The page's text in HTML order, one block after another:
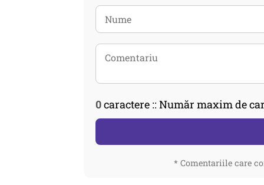
0caractere :: Număr maxim de
* Comentariile care